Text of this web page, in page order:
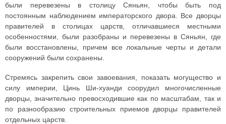
были перевезены в столицу Сяньян, чтобы быть под
постоянным наблюдением императорского двора. Все дворцы
правителей в столицах царств, отличавшиеся местными
особенностями, были разобраны и перевезены в Сяньян, где
были восстановлены, причем все локальные черты и детали
сооружений были сохранены.
Стремясь закрепить свои завоевания, показать могущество и
силу империи, Цинь Ши-хуанди соорудил многочисленные
дворцы, значительно превосходившие как по масштабам, так и
по разнообразию строительных приемов дворцы правителей
отдельных царств.